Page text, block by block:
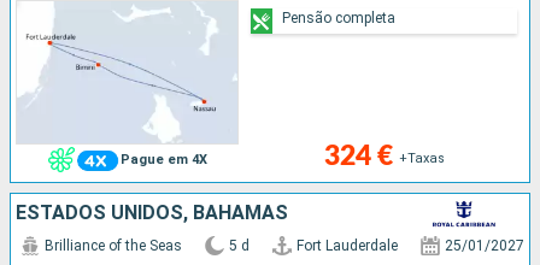
Pague em 4X 324 € +Taxas
Pensão completa
ESTADOS UNIDOS, BAHAMAS
Brilliance of the Seas 5 d Fort Lauderdale 25/01/2027